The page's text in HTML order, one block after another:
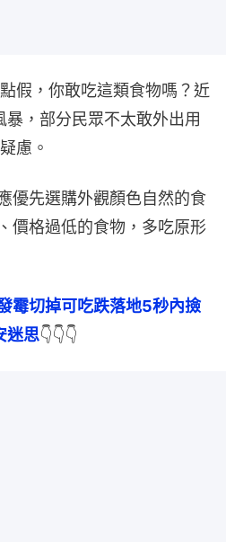
假，你敢吃這類食物嗎？近
暴，部分民眾不太敢外出用
慮。
優先選購外觀顏色自然的食
價格過低的食物，多吃原形
霉切掉可吃跌落地5秒內撿
迷思👇👇👇